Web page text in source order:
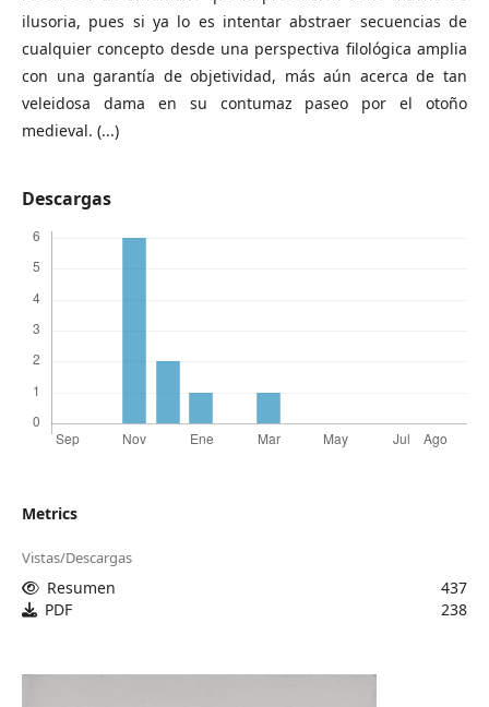
ilusoria, pues si ya lo es intentar abstraer secuencias de
cualquier concepto desde una perspectiva filológica amplia
con una garantía de objetividad, más aún acerca de tan
veleidosa dama en su contumaz paseo por el otoño
medieval. (...)
Descargas
Metrics
Vistas/Descargas
Resumen
437
PDF
238